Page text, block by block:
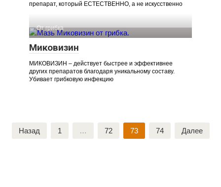
препарат, который ЕСТЕСТВЕННО, а не искусственно
От грибка
Миковизин
МИКОВИЗИН – действует быстрее и эффективнее
других препаратов благодаря уникальному составу.
Убивает грибковую инфекцию
Навигация
по
Назад 1 … 72 73 74 Далее